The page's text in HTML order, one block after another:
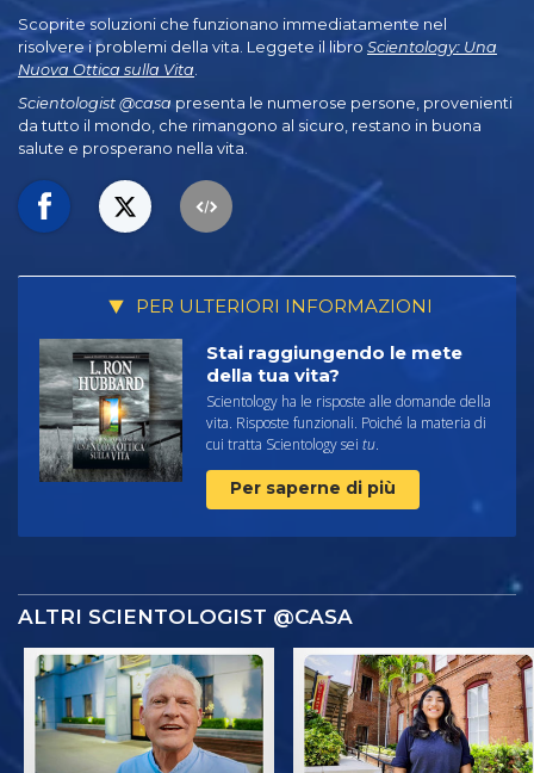
Scoprite soluzioni che funzionano immediatamente nel
risolvere i problemi della vita. Leggete il libro Scientology: Una
Nuova Ottica sulla Vita
Scientologist @casa presenta le numerose persone, provenienti
da tutto il mondo, che rimangono al sicuro, restano in buona
salute e prosperano nella vita.
PER ULTERIORI INFORMAZIONI
Stai raggiungendo le mete
della tua vita?
Scientology ha le risposte alle domande della
vita. Risposte funzionali. Poiché la materia di
cui tratta Scientology sei tu.
Per saperne di più
ALTRI SCIENTOLOGIST @CASA